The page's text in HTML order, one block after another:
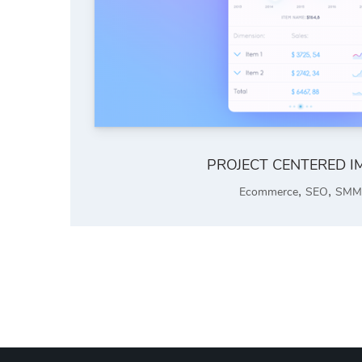
PROJECT CENTERED
Ecommerce, SEO, SMM